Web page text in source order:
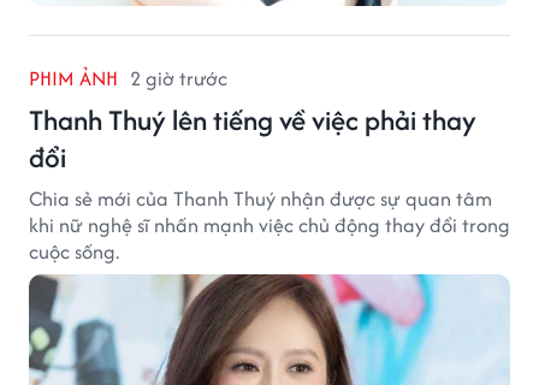
PHIM ẢNH 2 giờ trước
Thanh Thuý lên tiếng về việc phải thay
đổi
Chia sẻ mới của Thanh Thuý nhận được sự quan tâm
khi nữ nghệ sĩ nhấn mạnh việc chủ động thay đổi trong
cuộc sống.